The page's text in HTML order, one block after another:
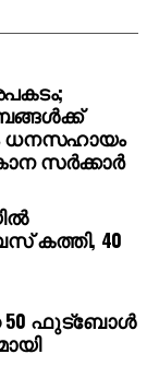
എങ്കിലും
താരം
പുതിയ
മറികടന്ന്
കാമറൂണ്‍,
ധനസഹായം
സര്‍ക്കാര്‍
കത്തി, 40
50 ഫുട്ബോൾ